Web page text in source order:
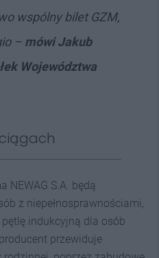
wspólny bilet GZM,
– mówi Jakub
Województwa
NEWAG S.A. będą
z niepełnosprawnościami,
indukcyjną dla osób
przewiduje